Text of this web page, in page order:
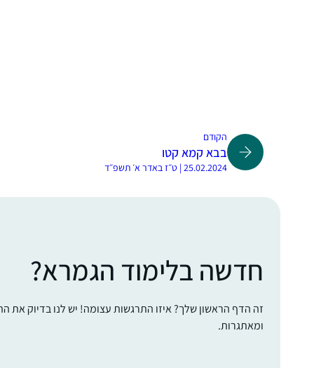
הקודם
בבא קמא קטו
25.02.2024 | ט״ז באדר א׳ תשפ״ד
חדשה בלימוד הגמרא?
זה הדף הראשון שלך? איזו התרגשות עצומה! יש לנו בדיוק את
ומאתגרות.